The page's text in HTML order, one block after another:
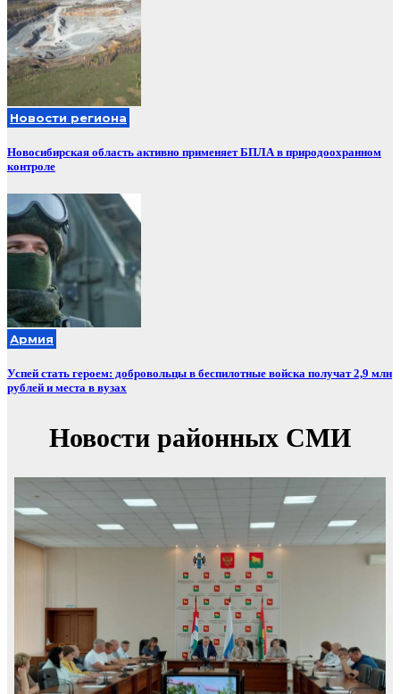
Новости региона
Новосибирская область активно применяет БПЛА в природоохранном
контроле
Армия
Успей стать героем: добровольцы в беспилотные войска получат 2,9 млн
рублей и места в вузах